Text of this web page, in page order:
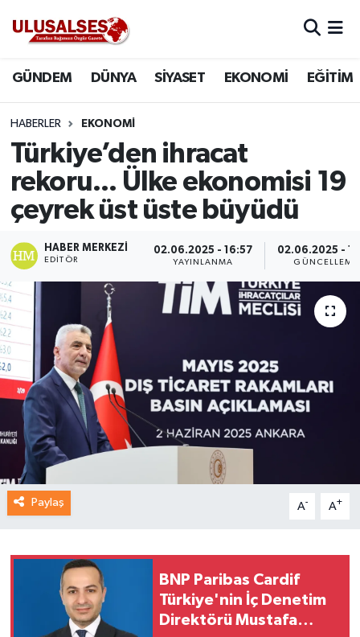
GÜNDEM DÜNYA SİYASET EKONOMİ EĞİTİM
HABERLER EKONOMİ
Türkiye’den ihracat
rekoru... Ülke ekonomisi 19
çeyrek üst üste büyüdü
HABER MERKEZI
EDITÖR
02.06.2025 - 16:57
YAYINLANMA
02.06.2025 -
GÜNCELLEME
Paylaş A- A+
BNP Paribas Cardif
Türkiye'nin İç Denetim
Direktörü Mustafa
DÜNYA
SİYASET
EKONOMİ
EĞİTİM
SAĞLIK
MAGAZİN
SPOR
Trafik Durumu
Süper Lig Puan Durumu ve Fikstür
Tüm Manşetler
Son Dakika Haberleri
Haber Arşivi